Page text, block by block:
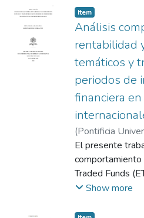
Item
Análisis
rentabilidad
temáticos y
periodos de
financiera
(Pontificia
Legarda Daza,
Llantén, Jessica
Oscar Walduin
El presente
comportamiento
Traded Funds
temáticos
Show more